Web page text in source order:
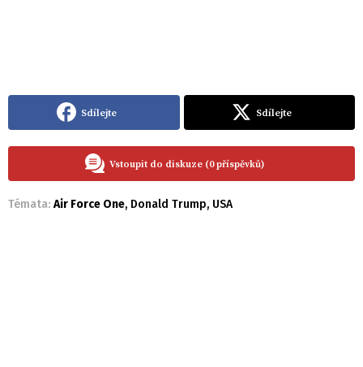
Sdílejte Sdílejte
Vstoupit do diskuze (0 příspěvků)
Témata: Air Force One, Donald Trump, USA